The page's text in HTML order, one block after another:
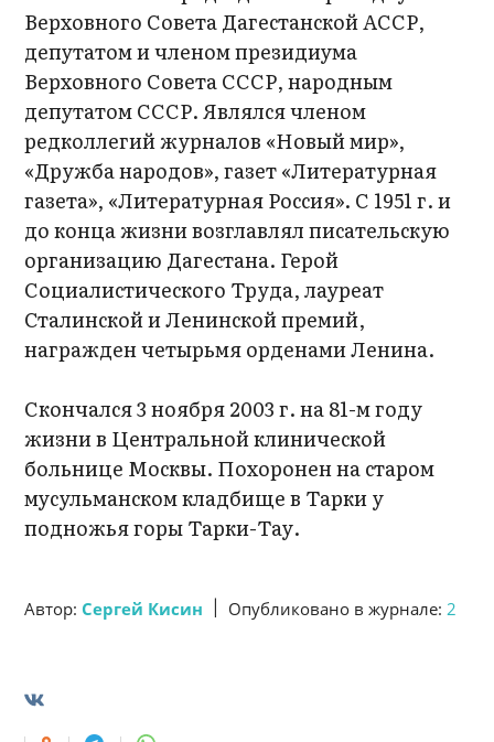
Верховного Совета Дагестанской АССР,
депутатом и членом президиума
Верховного Совета СССР, народным
депутатом СССР. Являлся членом
редколлегий журналов «Новый мир»,
«Дружба народов», газет «Литературная
газета», «Литературная Россия». С 1951 г. и
до конца жизни возглавлял писательскую
организацию Дагестана. Герой
Социалистического Труда, лауреат
Сталинской и Ленинской премий,
награжден четырьмя орденами Ленина.
Скончался 3 ноября 2003 г. на 81-м году
жизни в Центральной клинической
больнице Москвы. Похоронен на старом
мусульманском кладбище в Тарки у
подножья горы Тарки-Тау.
Автор: Сергей Кисин | Опубликовано в журнале:2